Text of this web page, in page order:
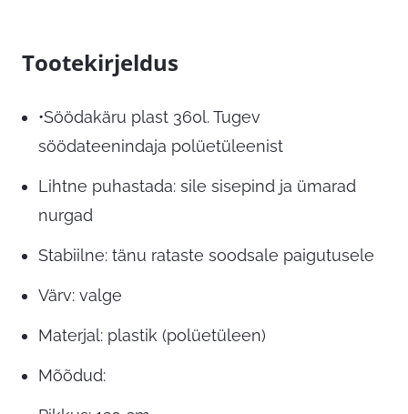
Tootekirjeldus
•Söödakäru plast 360l. Tugev
söödateenindaja polüetüleenist
Lihtne puhastada: sile sisepind ja ümarad
nurgad
Stabiilne: tänu rataste soodsale paigutusele
Värv: valge
Materjal: plastik (polüetüleen)
Mõõdud: